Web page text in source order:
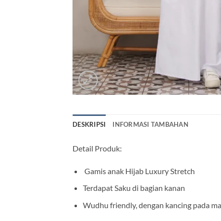
DESKRIPSI INFORMASI TAMBAHAN
Detail Produk:
Gamis anak Hijab Luxury Stretch
Terdapat Saku di bagian kanan
Wudhu friendly, dengan kancing pada